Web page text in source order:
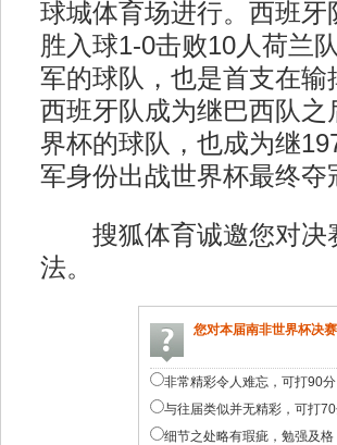
球城体育场进行。西班
胜入球1-0击败10人荷兰
军的球队，也是首支在
西班牙队成为继巴西队
界杯的球队，也成为继
军身份出战世界杯最终夺
搜狐体育诚邀您对决
法。
您对本届南非世界杯决
非常精彩令人难忘，可打90分
与往届类似并无精彩，可打
细节之处略有瑕疵，勉强及格